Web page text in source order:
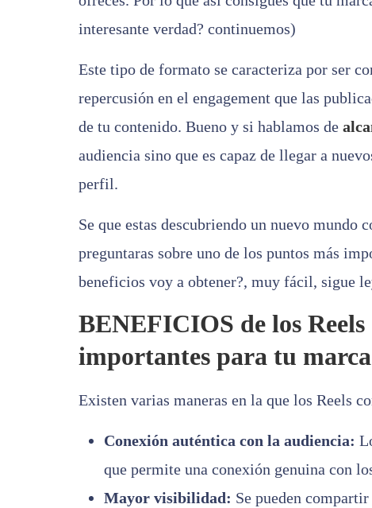
interesante verdad? continuemos)
Este tipo de formato se caracteriza por ser
repercusión en el engagement que las
de tu contenido. Bueno y si hablamos de
audiencia sino que es capaz de llegar a
perfil.
Se que estas descubriendo un nuevo mundo
preguntaras sobre uno de los puntos más
beneficios voy a obtener?, muy fácil, sigue
BENEFICIOS de los
importantes para tu
Existen varias maneras en la que los Reels
Conexión auténtica con la audiencia:
que permite una conexión genuina con
Mayor visibilidad: Se pueden